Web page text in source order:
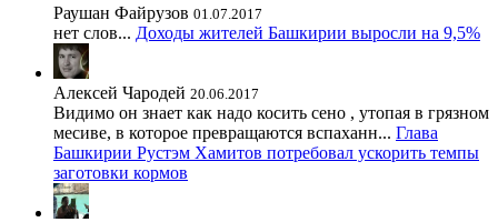
Раушан Файрузов 01.07.2017
нет слов... Доходы жителей Башкирии выросли на 9,5%
Алексей Чародей 20.06.2017
Видимо он знает как надо косить сено , утопая в грязном
месиве, в которое превращаются вспаханн... Глава
Башкирии Рустэм Хамитов потребовал ускорить темпы
заготовки кормов